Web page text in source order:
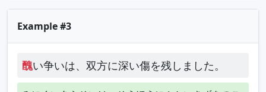
Example #3
醜い争いは、双方に深い傷を残しました。